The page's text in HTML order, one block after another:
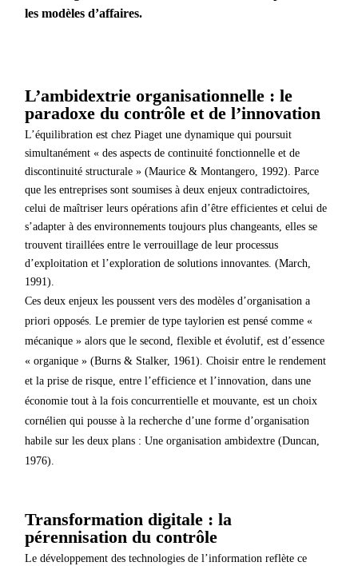
les modèles d’affaires.
L’ambidextrie organisationnelle : le
paradoxe du contrôle et de l’innovation
L’équilibration est chez Piaget une dynamique qui poursuit
simultanément « des aspects de continuité fonctionnelle et de
discontinuité structurale » (Maurice & Montangero, 1992). Parce
que les entreprises sont soumises à deux enjeux contradictoires,
celui de maîtriser leurs opérations afin d’être efficientes et celui de
s’adapter à des environnements toujours plus changeants, elles se
trouvent tiraillées entre le verrouillage de leur processus
d’exploitation et l’exploration de solutions innovantes. (March,
1991).
Ces deux enjeux les poussent vers des modèles d’organisation a
priori opposés. Le premier de type taylorien est pensé comme «
mécanique » alors que le second, flexible et évolutif, est d’essence
« organique » (Burns & Stalker, 1961). Choisir entre le rendement
et la prise de risque, entre l’efficience et l’innovation, dans une
économie tout à la fois concurrentielle et mouvante, est un choix
cornélien qui pousse à la recherche d’une forme d’organisation
habile sur les deux plans : Une organisation ambidextre (Duncan,
1976).
Transformation digitale : la
pérennisation du contrôle
Le développement des technologies de l’information reflète ce